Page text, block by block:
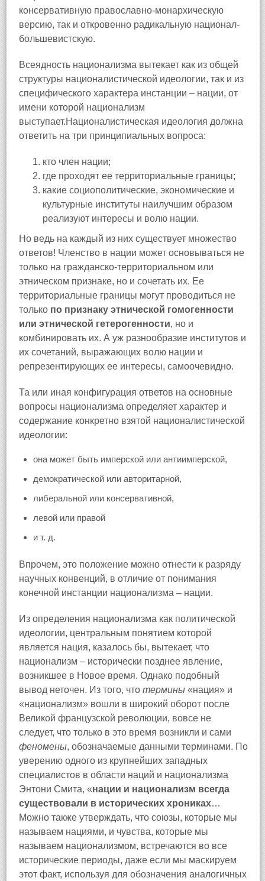
консервативную православно-монархическую
версию, так и откровенно радикальную национал-
большевистскую.
Всеядность национализма вытекает как из общей
структуры националистической идеологии, так и из
специфического характера инстанции – нации, от
имени которой национализм
выступает.Националистическая идеология должна
ответить на три принципиальных вопроса:
кто член нации;
где проходят ее территориальные границы;
какие социополитические, экономические и
культурные институты наилучшим образом
реализуют интересы и волю нации.
Но ведь на каждый из них существует множество
ответов! Членство в нации может основываться не
только на гражданско-территориальном или
этническом признаке, но и сочетать их. Ее
территориальные границы могут проводиться не
только по признаку этнической гомогенности
или этнической гетерогенности, но и
комбинировать их. А уж разнообразие институтов и
их сочетаний, выражающих волю нации и
репрезентирующих ее интересы, самоочевидно.
Та или иная конфигурация ответов на основные
вопросы национализма определяет характер и
содержание конкретно взятой националистической
идеологии:
она может быть имперской или антиимперской,
демократической или авторитарной,
либеральной или консервативной,
левой или правой
и т. д.
Впрочем, это положение можно отнести к разряду
научных конвенций, в отличие от понимания
конечной инстанции национализма – нации.
Из определения национализма как политической
идеологии, центральным понятием которой
является нация, казалось бы, вытекает, что
национализм – исторически позднее явление,
возникшее в Новое время. Однако подобный
вывод неточен. Из того, что термины «нация» и
«национализм» вошли в широкий оборот после
Великой французской революции, вовсе не
следует, что только в это время возникли и сами
феномены, обозначаемые данными терминами. По
уверению одного из крупнейших западных
специалистов в области наций и национализма
Энтони Смита, «нации и национализм всегда
существовали в исторических хрониках…
Можно также утверждать, что союзы, которые мы
называем нациями, и чувства, которые мы
называем национализмом, встречаются во все
исторические периоды, даже если мы маскируем
этот факт, используя для обозначения аналогичных